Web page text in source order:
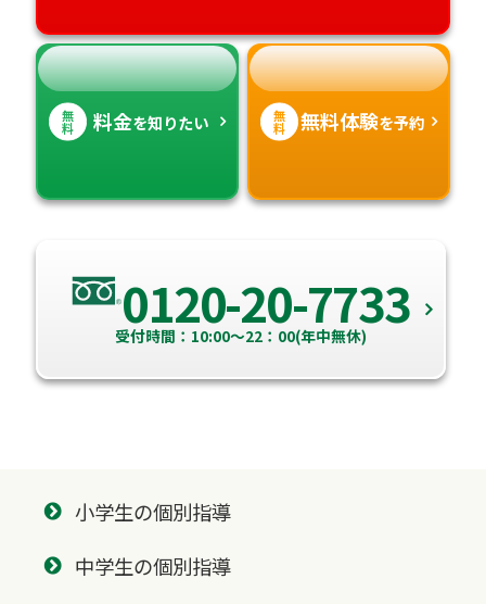
無
料 料金を知りたい 無
料 無料体験を予約
0120-20-7733
受付時間：10:00～22：00(年中無休)
小学生の個別指導
中学生の個別指導